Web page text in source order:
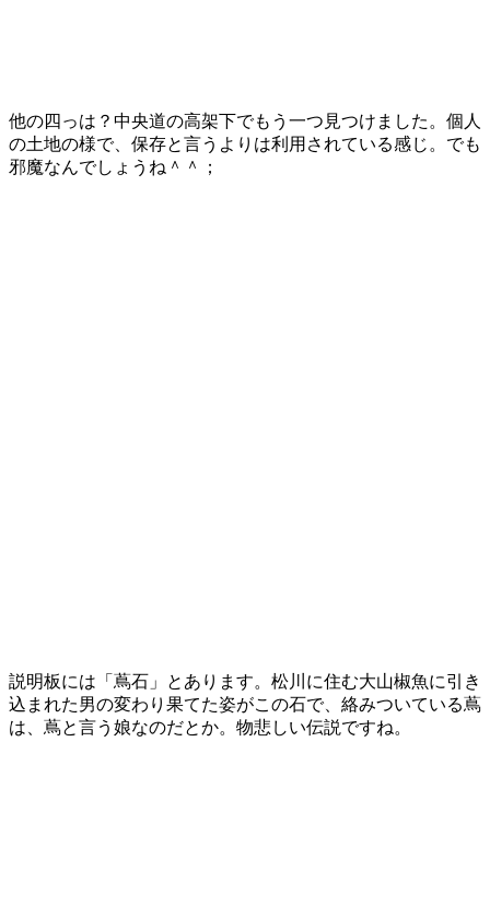
他の四っは？中央道の高架下でもう一つ見つけました。個人
の土地の様で、保存と言うよりは利用されている感じ。でも
邪魔なんでしょうね＾＾；
説明板には「蔦石」とあります。松川に住む大山椒魚に引き
込まれた男の変わり果てた姿がこの石で、絡みついている蔦
は、蔦と言う娘なのだとか。物悲しい伝説ですね。